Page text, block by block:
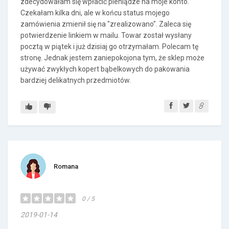
Czekałam kilka dni, ale w końcu status mojego
zamówienia zmienił się na "zrealizowano". Zaleca się
potwierdzenie linkiem w mailu. Towar został wysłany
pocztą w piątek i już dzisiaj go otrzymałam. Polecam tę
stronę. Jednak jestem zaniepokojona tym, że sklep może
używać zwykłych kopert bąbelkowych do pakowania
bardziej delikatnych przedmiotów.
Romana
0 / 5
2019-01-14